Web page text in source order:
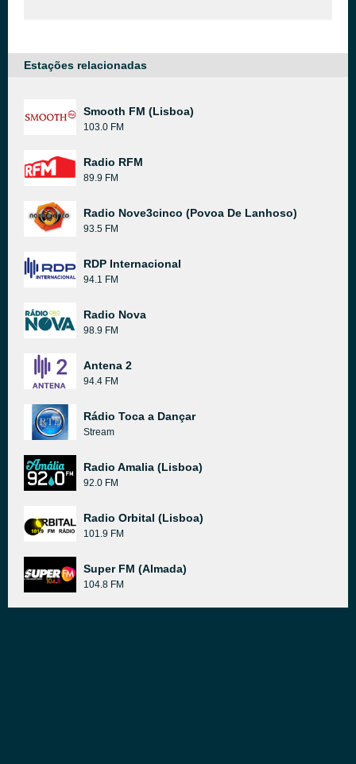
Estações relacionadas
Smooth FM (Lisboa)
103.0 FM
Radio RFM
89.9 FM
Radio Nove3cinco (Povoa De Lanhoso)
93.5 FM
RDP Internacional
94.1 FM
Radio Nova
98.9 FM
Antena 2
94.4 FM
Rádio Toca a Dançar
Stream
Radio Amalia (Lisboa)
92.0 FM
Radio Orbital (Lisboa)
101.9 FM
Super FM (Almada)
104.8 FM